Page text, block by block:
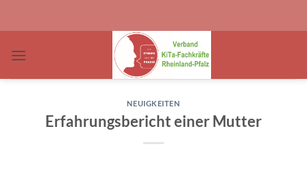
NEUIGKEITEN
Erfahrungsbericht einer Mutter